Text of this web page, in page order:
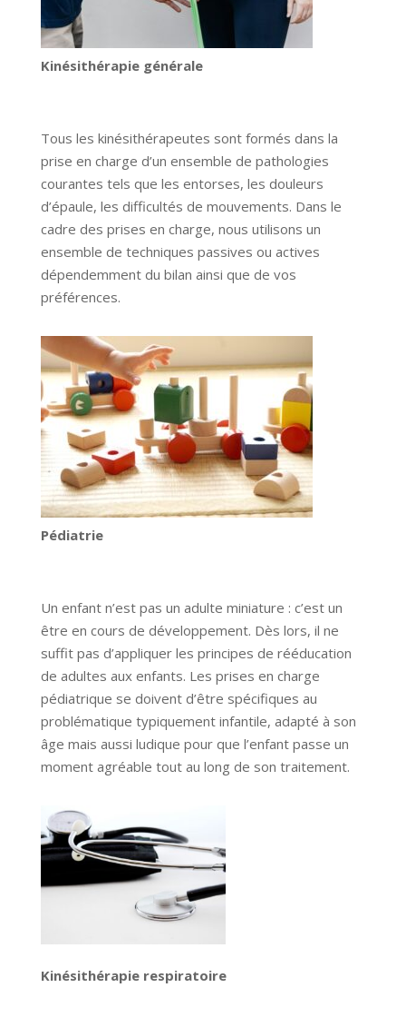
Kinésithérapie générale
Tous les kinésithérapeutes sont formés dans la
prise en charge d’un ensemble de pathologies
courantes tels que les entorses, les douleurs
d’épaule, les difficultés de mouvements. Dans le
cadre des prises en charge, nous utilisons un
ensemble de techniques passives ou actives
dépendemment du bilan ainsi que de vos
préférences.
Pédiatrie
Un enfant n’est pas un adulte miniature : c’est un
être en cours de développement. Dès lors, il ne
suffit pas d’appliquer les principes de rééducation
de adultes aux enfants. Les prises en charge
pédiatrique se doivent d’être spécifiques au
problématique typiquement infantile, adapté à son
âge mais aussi ludique pour que l’enfant passe un
moment agréable tout au long de son traitement.
Kinésithérapie respiratoire